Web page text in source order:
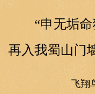
“申无垢命
再入我蜀山门
飞翔